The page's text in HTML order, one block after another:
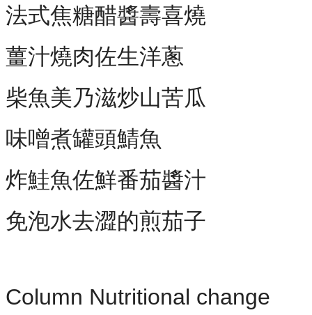
法式焦糖醋醬壽喜燒
薑汁燒肉佐生洋蔥
柴魚美乃滋炒山苦瓜
味噌煮罐頭鯖魚
炸鮭魚佐鮮番茄醬汁
免泡水去澀的煎茄子
Column Nutritional change